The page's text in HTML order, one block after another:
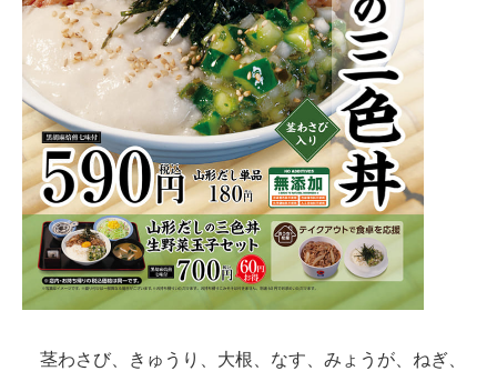
経営リーダーのコミュニティ
マーケ×ITの今がよく分かる
ITエンジニア向け専門サイト
企業向けIT製品の総合サイト
IT製品の技術・比較・事例
製造業のIT導入・活用を支援
モノづくり技術者専門サイト
エレクトロニクス専門サイト
茎わさび、きゅうり、大根、なす、みょうが、ねぎ、